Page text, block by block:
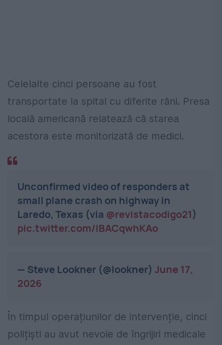
Celelalte cinci persoane au fost
transportate la spital cu diferite răni. Presa
locală americană relatează că starea
acestora este monitorizată de medici.
Unconfirmed video of responders at
small plane crash on highway in
Laredo, Texas (via @revistacodigo21)
pic.twitter.com/lBACqwhKAo
— Steve Lookner (@lookner) June 17,
2026
În timpul operațiunilor de intervenție, cinci
polițiști au avut nevoie de îngrijiri medicale